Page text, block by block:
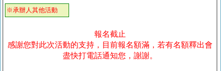
※承辦人其他活動
報名截止
感謝您對此次活動的支持，目前報名額滿，若有名額釋出會
盡快打電話通知您，謝謝。